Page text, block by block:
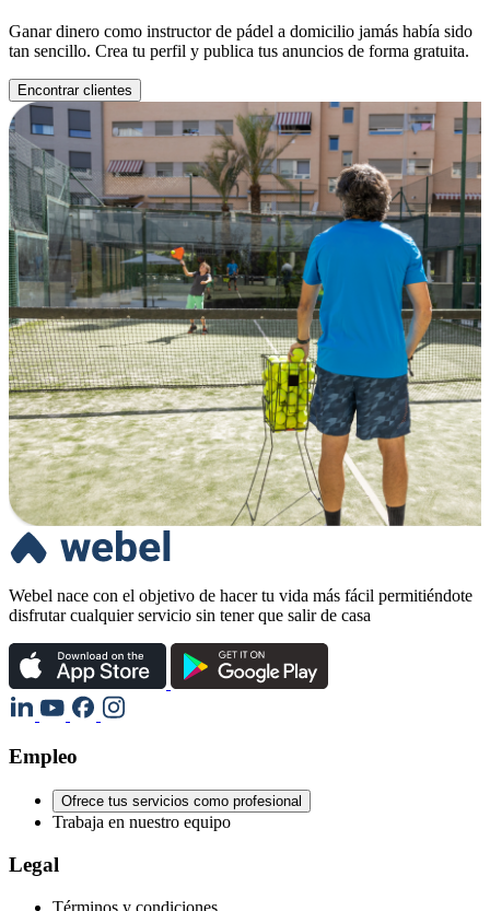
Ganar dinero como instructor de pádel a domicilio jamás había sido
tan sencillo. Crea tu perfil y publica tus anuncios de forma gratuita.
Encontrar clientes
Webel nace con el objetivo de hacer tu vida más fácil permitiéndote
disfrutar cualquier servicio sin tener que salir de casa
Empleo
Ofrece tus servicios como profesional
Trabaja en nuestro equipo
Legal
Términos y condiciones